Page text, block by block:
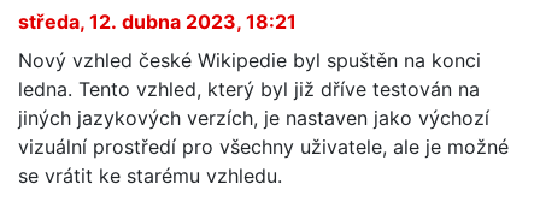
středa, 12. dubna 2023, 18:21
Nový vzhled české Wikipedie byl spuštěn na konci
ledna. Tento vzhled, který byl již dříve testován na
jiných jazykových verzích, je nastaven jako výchozí
vizuální prostředí pro všechny uživatele, ale je možné
se vrátit ke starému vzhledu.